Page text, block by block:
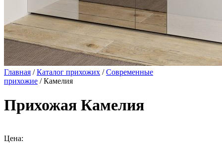
Главная /Каталог прихожих /Современные
прихожие / Камелия
Прихожая Камелия
Цена: